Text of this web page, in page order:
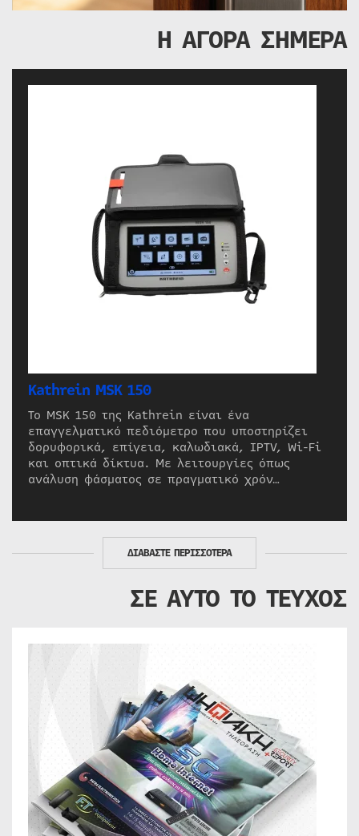
Η ΑΓΟΡΑ ΣΗΜΕΡΑ
Kathrein MSK 150
Το MSK 150 της Kathrein είναι ένα
επαγγελματικό πεδιόμετρο που υποστηρίζει
δορυφορικά, επίγεια, καλωδιακά, IPTV, Wi-Fi
και οπτικά δίκτυα. Με λειτουργίες όπως
ανάλυση φάσματος σε πραγματικό χρόν…
ΔΙΑΒΑΣΤΕ ΠΕΡΙΣΣΟΤΕΡΑ
ΣΕ ΑΥΤΟ ΤΟ ΤΕΥΧΟΣ